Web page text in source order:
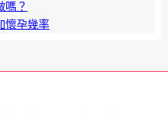
嗎？
懷孕幾率